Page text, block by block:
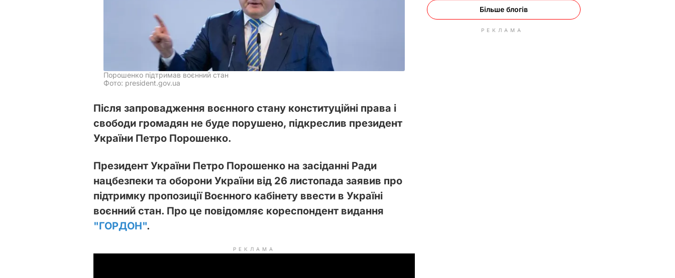
Порошенко підтримав воєнний стан
Фото: president.gov.ua
Після запровадження воєнного стану конституційні права і
свободи громадян не буде порушено, підкреслив президент
України Петро Порошенко.
Президент України Петро Порошенко на засіданні Ради
нацбезпеки та оборони України від 26 листопада заявив про
підтримку пропозиції Воєнного кабінету ввести в Україні
воєнний стан. Про це повідомляє кореспондент видання
"ГОРДОН".
РЕКЛАМА
Більше блогів
РЕКЛАМА